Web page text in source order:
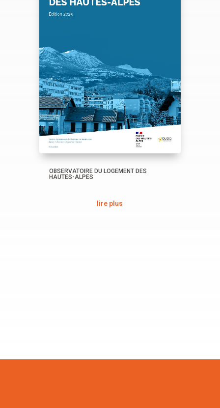
OBSERVATOIRE DU LOGEMENT DES
HAUTES-ALPES
lire plus